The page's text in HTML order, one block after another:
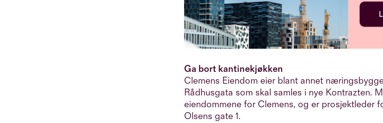
Ga bort kantinekjøkken
Clemens Eiendom eier blant annet
Rådhusgata som skal samles i nye Kontrazten.
eiendommene for Clemens, og er prosjektleder
Olsens gate 1.